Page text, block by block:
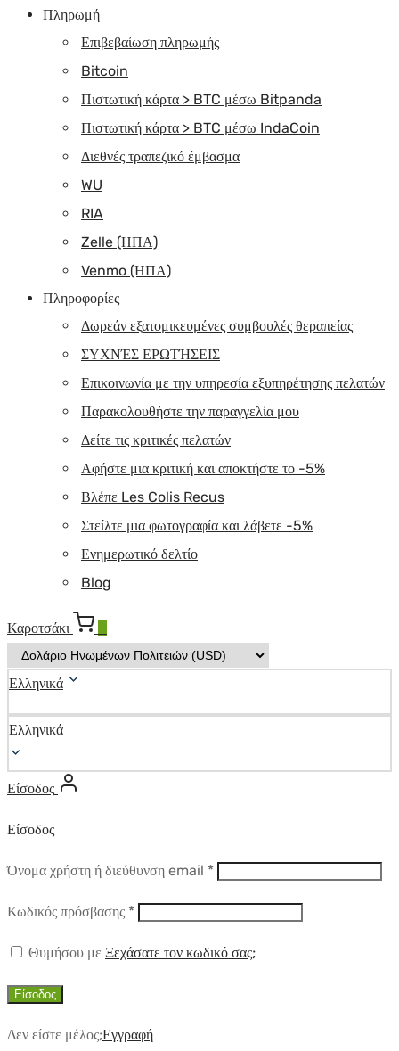
Πληρωμή
Επιβεβαίωση πληρωμής
Bitcoin
Πιστωτική κάρτα > BTC μέσω Bitpanda
Πιστωτική κάρτα > BTC μέσω IndaCoin
Διεθνές τραπεζικό έμβασμα
WU
RIA
Zelle (ΗΠΑ)
Venmo (ΗΠΑ)
Πληροφορίες
Δωρεάν εξατομικευμένες συμβουλές θεραπείας
ΣΥΧΝΈΣ ΕΡΩΤΉΣΕΙΣ
Επικοινωνία με την υπηρεσία εξυπηρέτησης πελατών
Παρακολουθήστε την παραγγελία μου
Δείτε τις κριτικές πελατών
Αφήστε μια κριτική και αποκτήστε το -5%
Βλέπε Les Colis Recus
Στείλτε μια φωτογραφία και λάβετε -5%
Ενημερωτικό δελτίο
Blog
Καροτσάκι
Ελληνικά
Ελληνικά
Είσοδος
Είσοδος
Όνομα χρήστη ή διεύθυνση email *Απαιτούμενο
Κωδικός πρόσβασης *Απαιτούμενο
Θυμήσου με Ξεχάσατε τον κωδικό σας;
Είσοδος
Δεν είστε μέλος;Εγγραφή